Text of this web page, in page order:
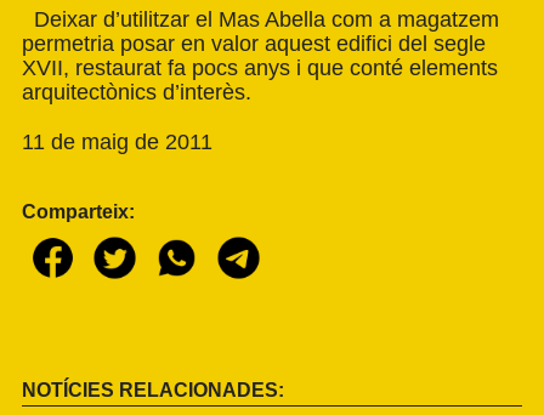
Deixar d’utilitzar el Mas Abella com a magatzem
permetria posar en valor aquest edifici del segle
XVII, restaurat fa pocs anys i que conté elements
arquitectònics d’interès.
11 de maig de 2011
Comparteix:
NOTÍCIES RELACIONADES: